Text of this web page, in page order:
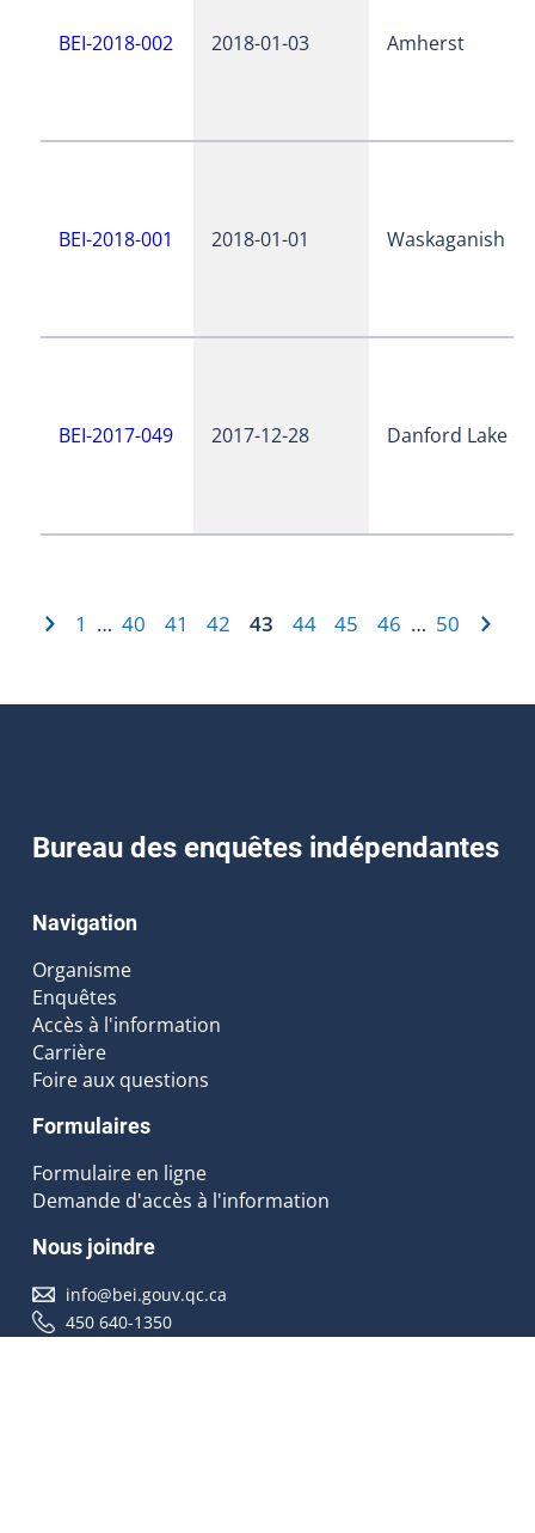
BEI-2018-002 2018-01-03 Amherst
BEI-2018-001 2018-01-01 Waskaganish
BEI-2017-049 2017-12-28 Danford Lake
1 … 40 41 42 43 44 45 46 … 50
Bureau des enquêtes indépendantes
Navigation
Organisme
Enquêtes
Accès à l'information
Carrière
Foire aux questions
Formulaires
Formulaire en ligne
Demande d'accès à l'information
Nous joindre
info@bei.gouv.qc.ca
450 640-1350